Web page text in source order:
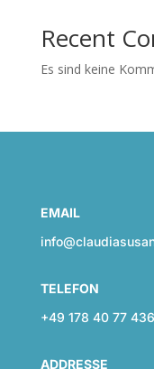
Recent
Es sind keine
EMAIL
TELEFON
+49 178 40 77 436
ADDRESSE